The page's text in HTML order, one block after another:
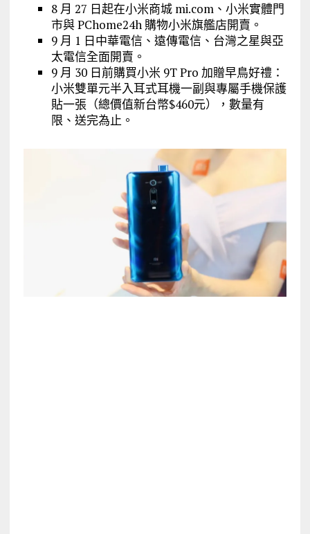
8 月 27 日起在小米商城 mi.com、小米實體門
市與 PChome24h 購物小米旗艦店開賣。
9 月 1 日中華電信、遠傳電信、台灣之星與亞
太電信全面開賣。
9 月 30 日前購買小米 9T Pro 加贈早鳥好禮：
小米雙單元半入耳式耳機一副與專屬手機保護
貼一張（總價值新台幣$460元），數量有
限、送完為止。